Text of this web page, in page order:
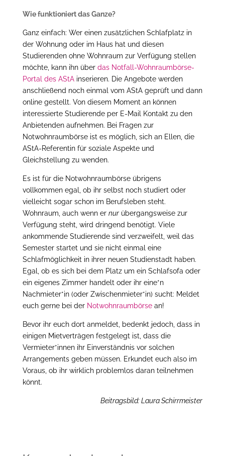
Wie funktioniert das Ganze?
Ganz einfach: Wer einen zusätzlichen Schlafplatz in
der Wohnung oder im Haus hat und diesen
Studierenden ohne Wohnraum zur Verfügung stellen
möchte, kann ihn über das Notfall-Wohnraumbörse-
Portal des AStAinserieren. Die Angebote werden
anschließend noch einmal vom AStA geprüft und dann
online gestellt. Von diesem Moment an können
interessierte Studierende per E-Mail Kontakt zu den
Anbietenden aufnehmen. Bei Fragen zur
Notwohnraumbörse ist es möglich, sich an Ellen, die
AStA-Referentin für soziale Aspekte und
Gleichstellung zu wenden.
Es ist für die Notwohnraumbörse übrigens
vollkommen egal, ob ihr selbst noch studiert oder
vielleicht sogar schon im Berufsleben steht.
Wohnraum, auch wenn er nurübergangsweise zur
Verfügung steht, wird dringend benötigt. Viele
ankommende Studierende sind verzweifelt, weil das
Semester startet und sie nicht einmal eine
Schlafmöglichkeit in ihrer neuen Studienstadt haben.
Egal, ob es sich bei dem Platz um ein Schlafsofa oder
ein eigenes Zimmer handelt oder ihr eine*n
Nachmieter*in (oder Zwischenmieter*in) sucht: Meldet
euch gerne bei der Notwohnraumbörsean!
Bevor ihr euch dort anmeldet, bedenkt jedoch, dass in
einigen Mietverträgen festgelegt ist, dass die
Vermieter*innen ihr Einverständnis vor solchen
Arrangements geben müssen. Erkundet euch also im
Voraus, ob ihr wirklich problemlos daran teilnehmen
könnt.
Beitragsbild: Laura Schirrmeister